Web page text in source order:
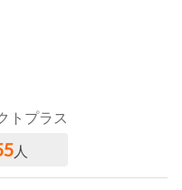
トプラス
人